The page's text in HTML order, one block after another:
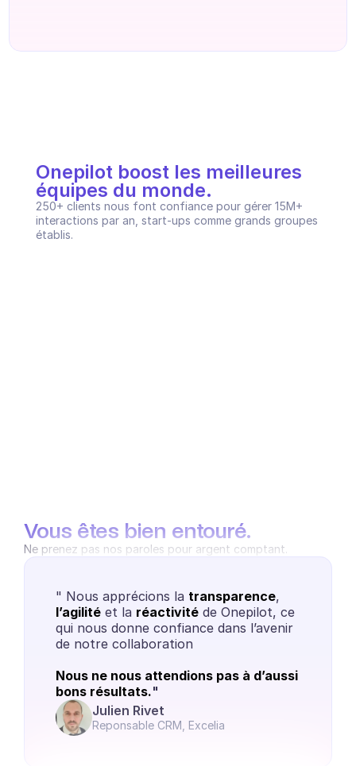
Onepilot boost les meilleures
équipes du monde.
250+ clients nous font confiance pour gérer 15M+
interactions par an, start-ups comme grands groupes
établis.
Vous êtes bien entouré.
Ne prenez pas nos paroles pour argent comptant.
" Nous apprécions la transparence
l’agilité et la réactivité de Onepilot, ce
qui nous donne confiance dans l’avenir
de notre collaboration
Nous ne nous attendions pas à d’aussi
bons résultats."
Julien Rivet
Reponsable CRM, Excelia